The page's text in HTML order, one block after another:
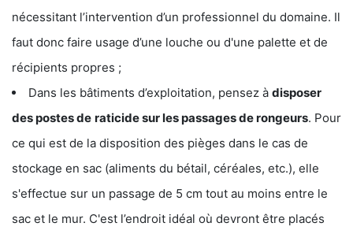
nécessitant l’intervention d’un professionnel du domaine. Il
faut donc faire usage d’une louche ou d'une palette et de
récipients propres ;
Dans les bâtiments d’exploitation, pensez à disposer
des postes de raticide sur les passages de rongeurs. Pour
ce qui est de la disposition des pièges dans le cas de
stockage en sac (aliments du bétail, céréales, etc.), elle
s'effectue sur un passage de 5 cm tout au moins entre le
sac et le mur. C'est l’endroit idéal où devront être placés